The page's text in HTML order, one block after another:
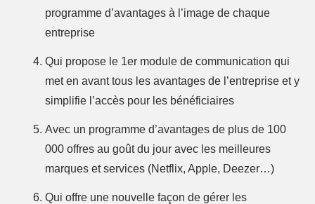
programme d’avantages à l’image de chaque
entreprise
Qui propose le 1er module de communication qui
met en avant tous les avantages de l’entreprise et y
simplifie l’accès pour les bénéficiaires
Avec un programme d’avantages de plus de 100
000 offres au goût du jour avec les meilleures
marques et services (Netflix, Apple, Deezer…)
Qui offre une nouvelle façon de gérer les